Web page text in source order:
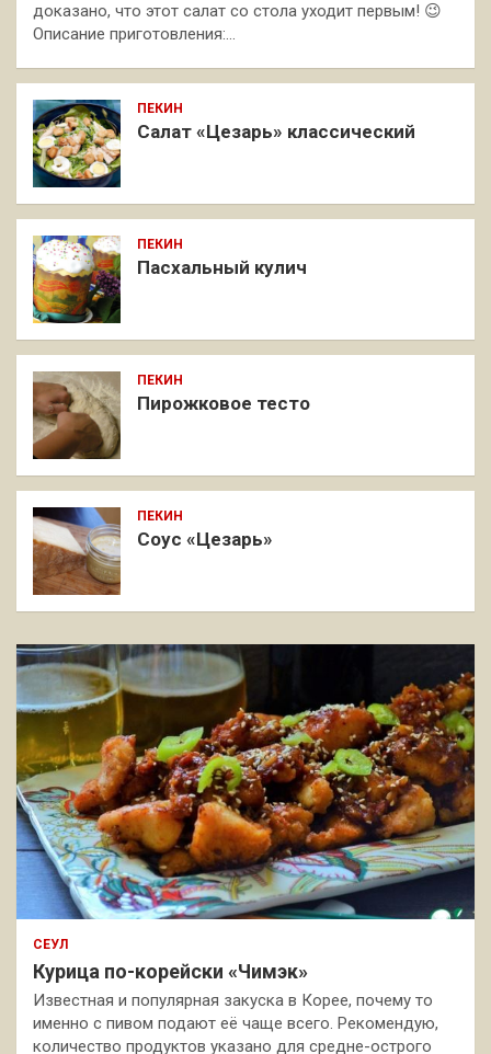
доказано, что этот салат со стола уходит первым! 😉
Описание приготовления:…
ПЕКИН
Салат «Цезарь» классический
ПЕКИН
Пасхальный кулич
ПЕКИН
Пирожковое тесто
ПЕКИН
Соус «Цезарь»
СЕУЛ
Курица по-корейски «Чимэк»
Известная и популярная закуска в Корее, почему то
именно с пивом подают её чаще всего. Рекомендую,
количество продуктов указано для средне-острого